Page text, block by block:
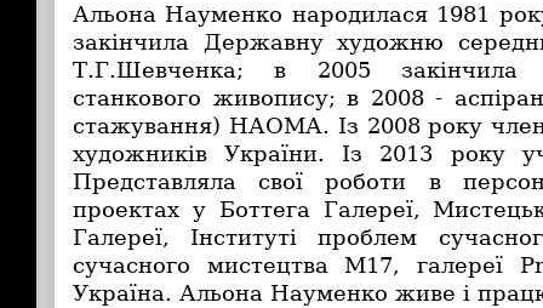
Альона Науменко народилася 1981
закінчила Державну художню
Т.Г.Шевченка; в 2005
станкового живопису; в 2008 -
стажування) НАОМА. Із 2008 року
художників України. Із 2013 року
Представляла свої роботи в
проектах у Боттега Галереї,
Галереї, Інституті проблем
сучасного мистецтва М17, галереї
Україна. Альона Науменко живе і